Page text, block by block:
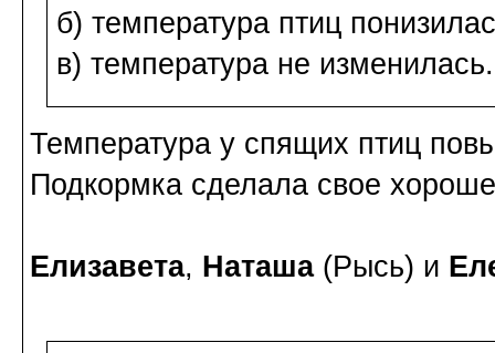
б) температура птиц
в) температура не изменилась.
Температура у спящих птиц
Подкормка сделала свое
Елизавета, Наташа (Рысь) и